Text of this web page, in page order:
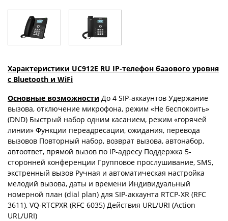
Характеристики UC912E RU IP-телефон базового уровня
с Bluetooth и WiFi
Основные возможности До 4 SIP-аккаунтов Удержание
вызова, отключение микрофона, режим «Не беспокоить»
(DND) Быстрый набор одним касанием, режим «горячей
линии» Функции переадресации, ожидания, перевода
вызовов Повторный набор, возврат вызова, автонабор,
автоответ, прямой вызов по IP-адресу Поддержка 5-
сторонней конференции Групповое прослушивание, SMS,
экстренный вызов Ручная и автоматическая настройка
мелодий вызова, даты и времени Индивидуальный
номерной план (dial plan) для SIP-аккаунта RTCP-XR (RFC
3611), VQ-RTCPXR (RFC 6035) Действия URL/URI (Action
URL/URI)